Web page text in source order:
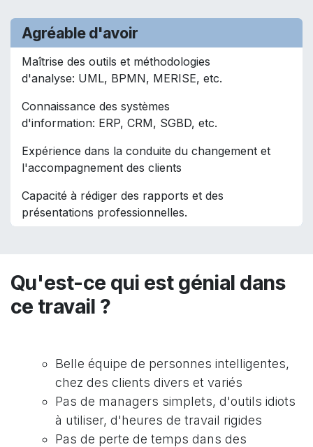
Agréable d'avoir
Maîtrise des outils et méthodologies
d'analyse: UML, BPMN, MERISE, etc.
Connaissance des systèmes
d'information: ERP, CRM, SGBD, etc.​
Expérience dans la conduite du changement et
l'accompagnement des clients
Capacité à rédiger des rapports et des
présentations professionnelles.
Qu'est-ce qui est génial dans
ce travail ?
Belle équipe de personnes intelligentes,
chez des clients divers et variés
Pas de managers simplets, d'outils idiots
à utiliser, d'heures de travail rigides
Pas de perte de temps dans des